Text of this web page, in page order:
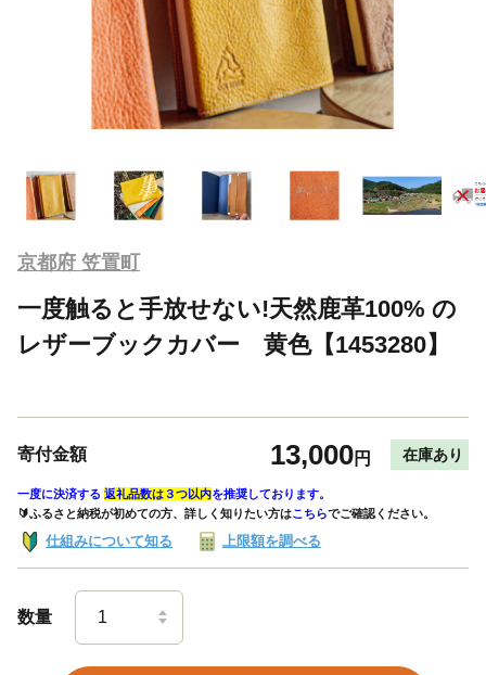
京都府 笠置町
一度触ると手放せない!天然鹿革100% の
レザーブックカバー 黄色【1453280】
寄付金額 13,000円 在庫あり
一度に決済する 返礼品数は３つ以内を推奨しております。
🔰ふるさと納税が初めての方、詳しく知りたい方はこちらでご確認ください。
仕組みについて知る 上限額を調べる
数量